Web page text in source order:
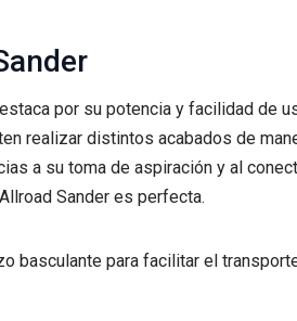
por su potencia y facilidad de
realizar distintos acabados de
a su toma de aspiración y al
Sander es perfecta.
basculante para facilitar el